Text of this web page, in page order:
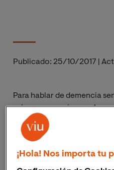
Publicado: 25/10/2017
Para hablar de demencia
más comunes siempre hay
aclaración: demencia senil
entre profesionales. Sin
empleando por la
textos divulgativos se
¡Hola! Nos importa tu